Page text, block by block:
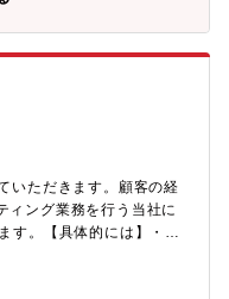
いただきます。顧客の経
ィング業務を行う当社に
す。【具体的には】・